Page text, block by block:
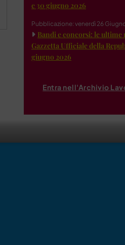
e 30 giugno 2026
Pubblicazione: venerdì 26
Bandi e concorsi: le ultime
Gazzetta Ufficiale della
giugno 2026
Entra nell'Archivio